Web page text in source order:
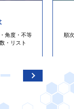
角度・不等
・リスト
順